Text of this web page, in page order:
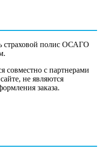
страховой полис ОСАГО
совместно с партнерами
не являются
заказа.